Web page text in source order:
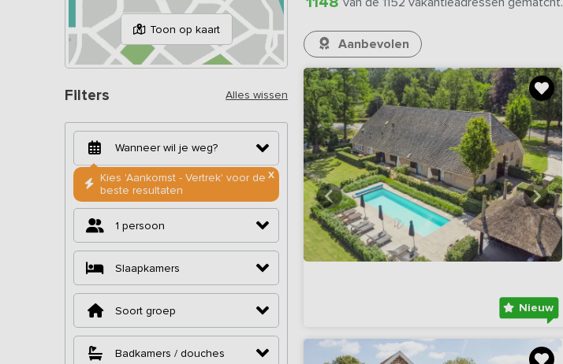
Toon op kaart
Filters Alles wissen
X
Kies 'Aankomst - Vertrek' voor de
beste resultaten
1 persoon
Slaapkamers
Soort groep
Badkamers / douches
Aanbevolen
Nieuw